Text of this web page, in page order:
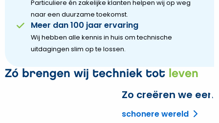
Particuliere én zakelijke klanten helpen wij op weg
naar een duurzame toekomst.
Meer dan 100 jaar ervaring
Wij hebben alle kennis in huis om technische
uitdagingen slim op te lossen.
Zó brengen wij techniek tot leven
Zo creëren we een
schonere wereld